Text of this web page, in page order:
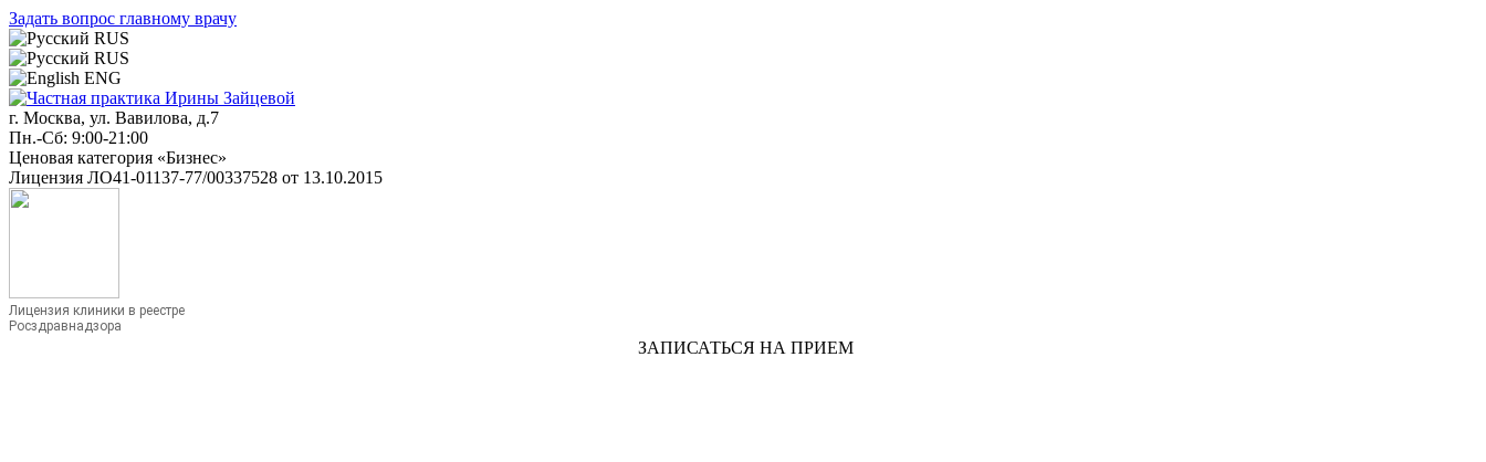
Задать вопрос главному врачу
RUS
RUS
ENG
г. Москва, ул. Вавилова, д.7
Пн.-Сб: 9:00-21:00
Ценовая категория «Бизнес»
Лицензия ЛО41-01137-77/00337528 от 13.10.2015
Лицензия клиники в реестре
Росздравнадзора
ЗАПИСАТЬСЯ НА ПРИЕМ